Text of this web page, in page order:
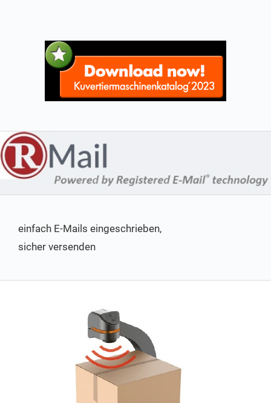
einfach E-Mails eingeschrieben,
sicher versenden